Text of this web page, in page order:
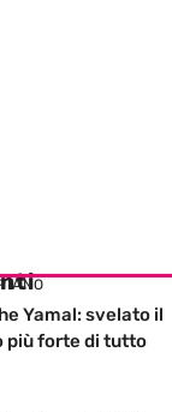
Yamal: svelato il
più forte di tutto